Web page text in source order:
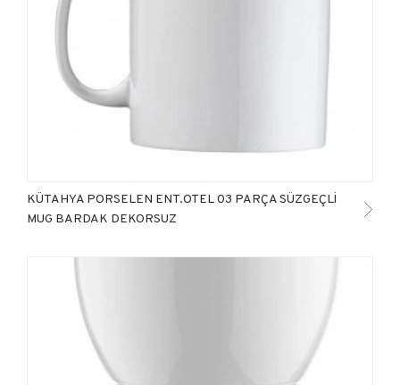
KÜTAHYA PORSELEN ENT.OTEL 03 PARÇA SÜZGEÇLİ
MUG BARDAK DEKORSUZ